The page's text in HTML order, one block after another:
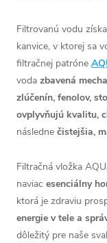
Filtrovanú vodu
kanvice, v ktorej sa
filtračnej patróne
voda zbavená
zlúčenín, fenolov,
ovplyvňujú kvalitu,
následne čistejšia,
Filtračná vložka
naviac esenciálny
ktorá je zdraviu
energie v tele a
dôležitý pre naše